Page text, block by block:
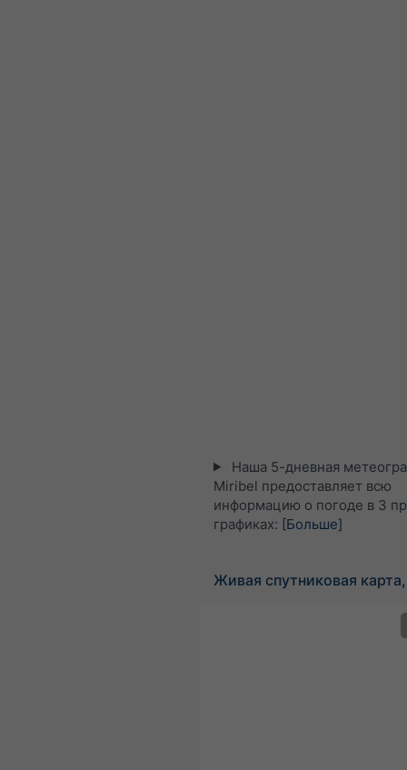
Наша 5-дневная
Miribel предоставляет всю
информацию о погоде в 3
графиках: [Больше]
Живая спутниковая